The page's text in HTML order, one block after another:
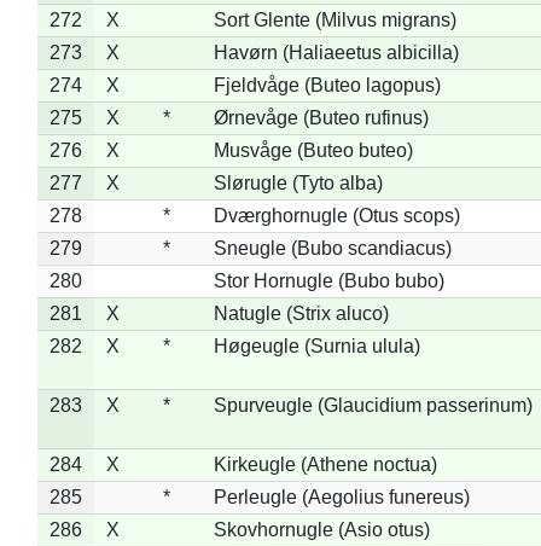
272
X
Sort Glente (Milvus migrans)
273
X
Havørn (Haliaeetus albicilla)
274
X
Fjeldvåge (Buteo lagopus)
275
X *
Ørnevåge (Buteo rufinus)
276
X
Musvåge (Buteo buteo)
277
X
Slørugle (Tyto alba)
278
*
Dværghornugle (Otus scops)
279
*
Sneugle (Bubo scandiacus)
280
Stor Hornugle (Bubo bubo)
281
X
Natugle (Strix aluco)
282
X * Høgeugle (Surnia ulula)
283 X * Spurveugle (Glaucidium passerinum)
284 X
Kirkeugle (Athene noctua)
285
*
Perleugle (Aegolius funereus)
286
X
Skovhornugle (Asio otus)